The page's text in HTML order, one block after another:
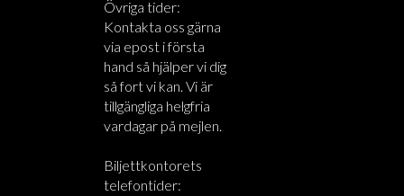
Övriga tider:
Kontakta oss gärna
via epost i första
hand så hjälper vi dig
så fort vi kan. Vi är
tillgängliga helgfria
vardagar på mejlen.
Biljettkontorets
telefontider: